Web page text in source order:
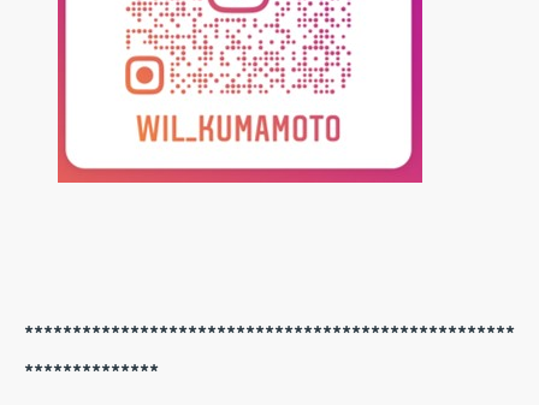
***************************************************
**************